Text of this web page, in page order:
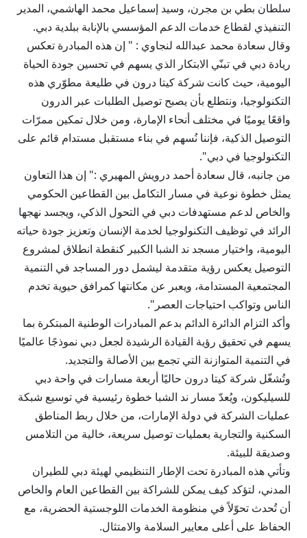
سلطان بطي بن مجرن، وسيد إسماعيل محمد الهاشمي، المدير
التنفيذي لقطاع خدمات الدعم المؤسسي بالإنابة ببلدية دبي.
وقال سعادة محمد عبدالله لنجاوي : " إن هذه المبادرة تعكس
ريادة دبي في تبنّي الابتكار الذي يسهم في تحسين جودة الحياة
اليومية، حيث كانت شركة كيتا درون في طليعة مطوّري هذه
التكنولوجيا، ونتطلع بأن يصبح توصيل الطلبات عبر الدرون
واقعًا يوميًا في مختلف أنحاء الإمارة، ومن خلال تمكين ممرّات
التوصيل الذكية، فإننا نُسهم في بناء مستقبل مستدام قائم على
التكنولوجيا في دبي".
من جانبه، قال سعادة أحمد درويش المهيري :" إن هذا التعاون
يمثل خطوة نوعية في مسار التكامل بين القطاعين الحكومي
والخاص لدعم مستهدفات دبي في التحول الذكي، ويجسد نهجها
الرائد في توظيف التكنولوجيا لخدمة الإنسان وتعزيز جودة حياته
اليومية، واختيار مسجد ند الشبا الكبير كنقطة انطلاق لمشروع
التوصيل يعكس رؤية متقدمة ليشمل دور المساجد في التنمية
المجتمعية المستدامة، ويعبر عن مكانتها كمرافق حيوية تخدم
الناس وتواكب احتياجات العصر".
وأكد التزام الدائرة الدائم بدعم المبادرات الوطنية المبتكرة بما
يسهم في تحقيق رؤية القيادة الرشيدة لجعل دبي نموذجًا عالميًا
في التنمية المتوازنة التي تجمع بين الأصالة والتجديد.
وتُشغّل شركة كيتا درون حاليًا أربعة مسارات في واحة دبي
للسيليكون، ويُعدّ مسار ند الشبا خطوة رئيسية في توسيع شبكة
عمليات الشركة في دولة الإمارات، من خلال ربط المناطق
السكنية والتجارية بعمليات توصيل سريعة، خالية من التلامس
وصديقة للبيئة.
وتأتي هذه المبادرة تحت الإطار التنظيمي لهيئة دبي للطيران
المدني، لتؤكد كيف يمكن للشراكة بين القطاعين العام والخاص
أن تُحدث تحوّلاً في منظومة الخدمات اللوجستية الحضرية، مع
الحفاظ على أعلى معايير السلامة والامتثال.